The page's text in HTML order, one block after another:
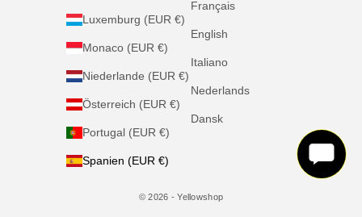
Luxemburg (EUR €)
Monaco (EUR €)
Niederlande (EUR €)
Österreich (EUR €)
Portugal (EUR €)
Spanien (EUR €)
Français
English
Italiano
Nederlands
Dansk
© 2026 - Yellowshop